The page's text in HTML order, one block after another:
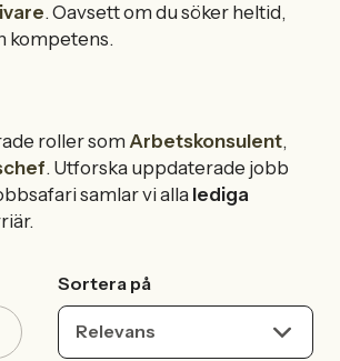
. Oavsett om du söker heltid,
kompetens.
roller som Arbetskonsulent,
. Utforska uppdaterade jobb
samlar vi alla lediga
Sortera på
Relevans